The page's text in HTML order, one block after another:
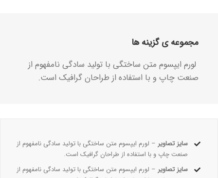
مجموعه ی گزینه ها
لورم ایپسوم متن ساختگی با تولید سادگی نامفهوم از
صنعت چاپ و با استفاده از طراحان گرافیک است.
سایز تصاویر – لورم ایپسوم متن ساختگی با تولید سادگی نامفهوم از
صنعت چاپ و با استفاده از طراحان گرافیک است.
سایز تصاویر – لورم ایپسوم متن ساختگی با تولید سادگی نامفهوم از